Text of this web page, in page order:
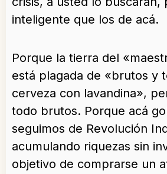
inteligente que los de acá.
Porque la tierra del
está plagada de «brutos y
cerveza con lavandina»,
todo brutos. Porque acá
seguimos de Revolución
acumulando riquezas sin
objetivo de comprarse un